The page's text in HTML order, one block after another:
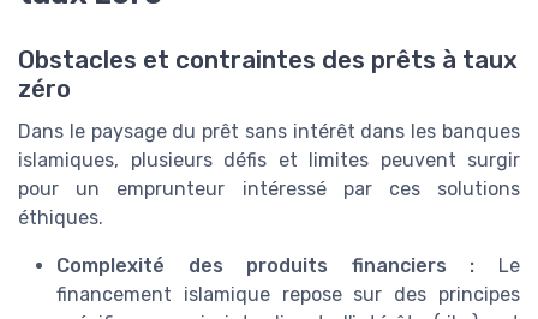
Obstacles et contraintes des prêts à taux
zéro
Dans le paysage du prêt sans intérêt dans les banques
islamiques, plusieurs défis et limites peuvent surgir
pour un emprunteur intéressé par ces solutions
éthiques.
Complexité des produits financiers : Le
financement islamique repose sur des principes